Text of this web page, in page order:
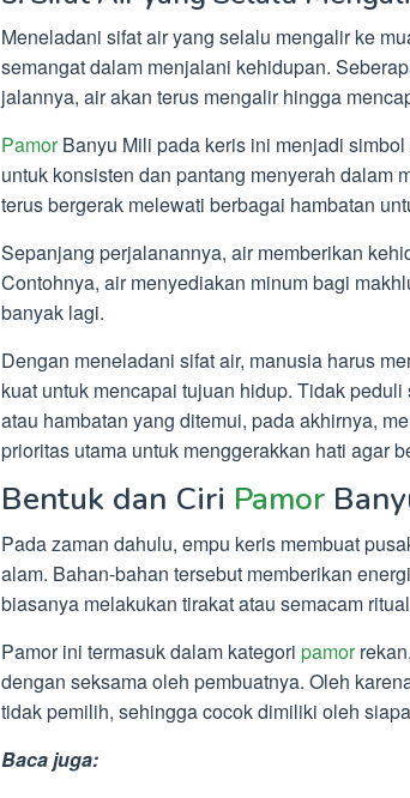
Meneladani sifat air yang selalu mengalir ke
semangat dalam menjalani kehidupan.
jalannya, air akan terus mengalir hingga
PamorBanyu Mili pada keris ini menjadi
untuk konsisten dan pantang menyerah dalam
terus bergerak melewati berbagai hambatan
Sepanjang perjalanannya, air memberikan
Contohnya, air menyediakan minum bagi
banyak lagi.
Dengan meneladani sifat air, manusia harus
kuat untuk mencapai tujuan hidup. Tidak
atau hambatan yang ditemui, pada akhirnya,
prioritas utama untuk menggerakkan hati agar
Bentuk dan Ciri Pamor
Pada zaman dahulu, empu keris membuat
alam. Bahan-bahan tersebut memberikan
biasanya melakukan tirakat atau semacam
Pamor ini termasuk dalam kategori pamor
dengan seksama oleh pembuatnya. Oleh
tidak pemilih, sehingga cocok dimiliki oleh
Baca juga: